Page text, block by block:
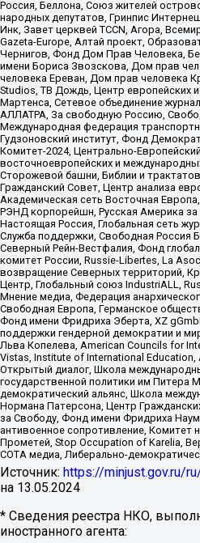
Россия, Беллона, Союз жителей
народных депутатов, Гринпис
Инк, Завет церквей TCCN, Агора,
Gazeta-Europe, Алтай проект,
Чернигов, Фонд Дом Прав Человека,
имени Бориса Звозскова, Дом прав
человека Ереван, Дом прав человека
Studios, ТВ Дождь, Центр европейских
Мартенса, Сетевое объединение
АЛЛАТРА, За свободную Россию,
Международная федерация
Гудзоновский институт, Фонд
Комитет-2024, Центрально-
восточноевропейских и
Сторожевой башни, Библии и
Гражданский Совет, Центр анализа
Академическая сеть Восточная
РЭНД корпорейшн, Русская Америка
Настоящая Россия, Глобальная сеть
Служба поддержки, Свободная Россия
Северный Рейн-Вестфалия, Фонд
комитет России, Russie-Libertes, La
возвращение Северных территорий,
Центр, Глобальный союз IndustriALL,
Мнение медиа, Федерация
Свободная Европа, Германское
Фонд имени Фридриха Эберта, XZ
поддержки гендерной демократии и
Льва Копелева, American Councils for
Vistas, Institute of International
Открытый диалог, Школа
государственной политики им Питера
демократический альянс, Школа
Нормана Патерсона, Центр
за Свободу, Фонд имени Фридриха
антивоенное сопротивление, Комитет
Прометей, Stop Occupation of Karelia,
СОТА медиа, Либерально-
Источник: https://minjust.gov.ru/
на 13.05.2024
* Сведения реестра НКО,
иностранного агента: